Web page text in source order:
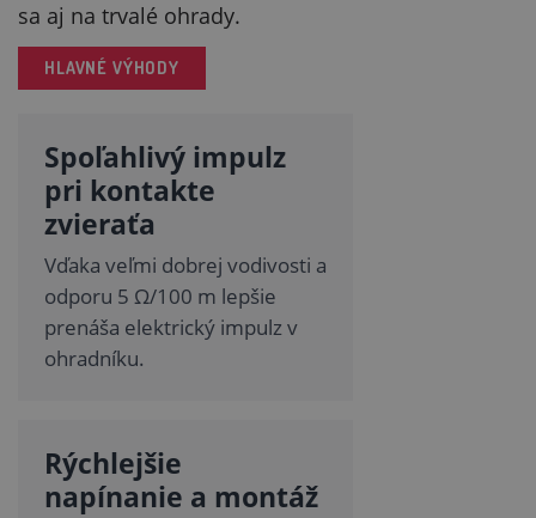
sa aj na trvalé ohrady.
HLAVNÉ VÝHODY
Spoľahlivý impulz
pri kontakte
zvieraťa
Vďaka veľmi dobrej vodivosti a
odporu 5 Ω/100 m lepšie
prenáša elektrický impulz v
ohradníku.
Rýchlejšie
napínanie a montáž